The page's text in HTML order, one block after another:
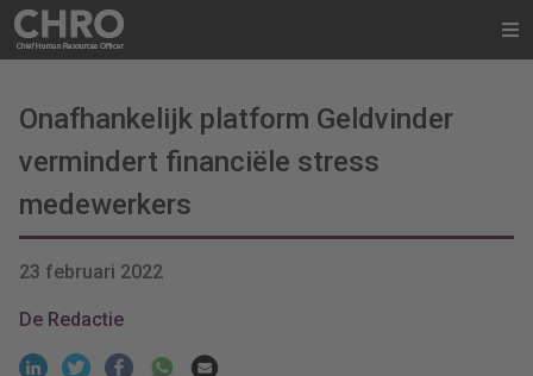
Onafhankelijk platform Geldvinder
vermindert financiële stress
medewerkers
23 februari 2022
De Redactie